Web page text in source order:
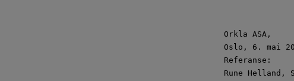
Orkla ASA,
Oslo, 6. mai
Referanse:
Rune Helland,